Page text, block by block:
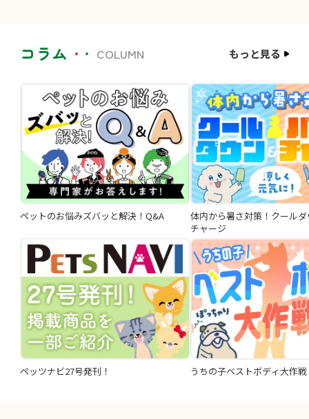
コラム COLUMN もっと見る
ペットのお悩みズバッと解決！Q&A
体内から暑さ対策！クール
チャージ
ペッツナビ27号発刊！ うちの子ベストボディ大作戦